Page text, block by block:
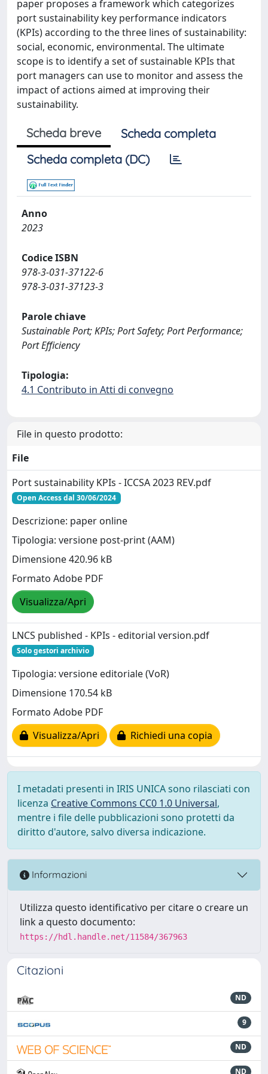
paper proposes a framework which categorizes
port sustainability key performance indicators
(KPIs) according to the three lines of sustainability:
social, economic, environmental. The ultimate
scope is to identify a set of sustainable KPIs that
port managers can use to monitor and assess the
impact of actions aimed at improving their
sustainability.
Scheda breve
Scheda completa
Scheda completa (DC)
Anno
2023
Codice ISBN
978-3-031-37122-6
978-3-031-37123-3
Parole chiave
Sustainable Port; KPIs; Port Safety; Port Performance;
Port Efficiency
Tipologia:
4.1 Contributo in Atti di convegno
File in questo prodotto:
File
Port sustainability KPIs - ICCSA 2023 REV.pdf
Open Access dal 30/06/2024
Descrizione: paper online
Tipologia: versione post-print (AAM)
Dimensione 420.96 kB
Formato Adobe PDF
Visualizza/Apri
LNCS published - KPIs - editorial version.pdf
Solo gestori archivio
Tipologia: versione editoriale (VoR)
Dimensione 170.54 kB
Formato Adobe PDF
Visualizza/Apri
Richiedi una copia
I metadati presenti in IRIS UNICA sono rilasciati con
licenza Creative Commons CC0 1.0 Universal,
mentre i file delle pubblicazioni sono protetti da
diritto d'autore, salvo diversa indicazione.
Informazioni
Utilizza questo identificativo per citare o creare un
link a questo documento:
https://hdl.handle.net/11584/367963
Citazioni
ND
9
ND
ND